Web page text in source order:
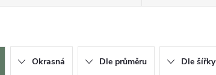
Okrasná Dle průměru Dle šířky